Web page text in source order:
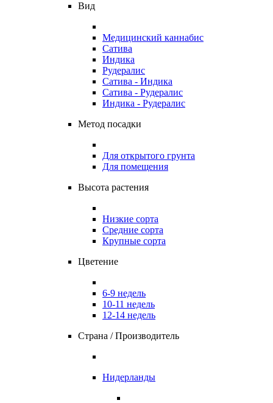
Вид
Медицинский каннабис
Сатива
Индика
Рудералис
Сатива - Индика
Сатива - Рудералис
Индика - Рудералис
Метод посадки
Для открытого грунта
Для помещения
Высота растения
Низкие сорта
Средние сорта
Крупные сорта
Цветение
6-9 недель
10-11 недель
12-14 недель
Страна / Производитель
Нидерланды